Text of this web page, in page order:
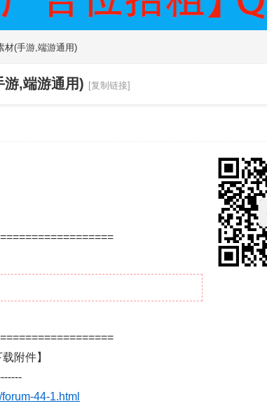
材(手游,端游通用)
游,端游通用) [复制链接]
附件】
44-1.html